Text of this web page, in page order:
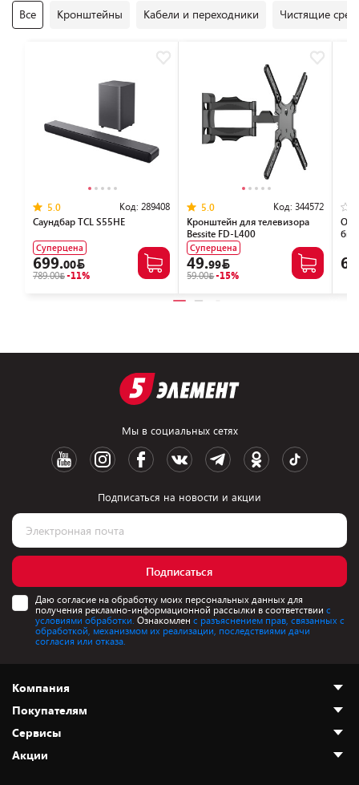
Все Кронштейны Кабели и переходники Чистящие
5.0 Код: 289408
Саундбар TCL S55HE
Суперцена
699.00
789.00 -11%
5.0 Код: 344572
Кронштейн для телевизора
Bessite FD-L400
Суперцена
49.99
59.00 -15%
6.
Мы в социальных сетях
Подписаться на новости и акции
Подписаться
Даю согласие на обработку моих персональных данных для
получения рекламно-информационной рассылки в соответствии с
условиями обработки. Ознакомлен с разъяснением прав, связанных с
обработкой, механизмом их реализации, последствиями дачи
согласия или отказа.
Компания
О нас
Адреса магазинов
Новости
Покупателям
Как сделать заказ
Оплата и доставка
Сервисы
Акции